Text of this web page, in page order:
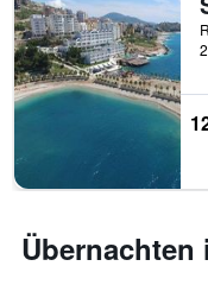
Übernachten